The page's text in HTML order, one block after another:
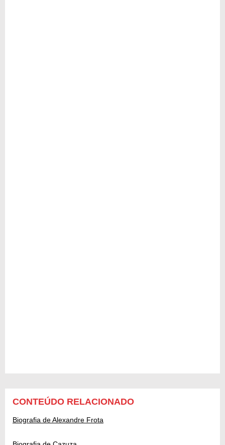
CONTEÚDO RELACIONADO
Biografia de Alexandre Frota